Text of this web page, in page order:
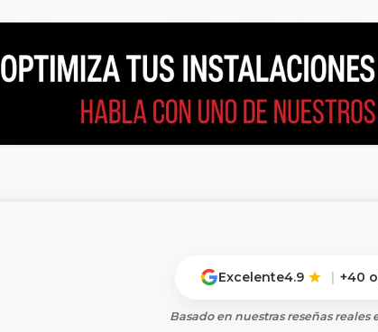
Excelente4.9 | +40
Basado en nuestras reseñas reales